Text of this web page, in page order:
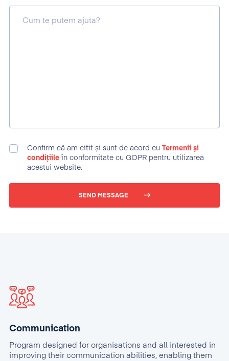
Cum te putem ajuta?
Confirm că am citit și sunt de acord cu Termenii și
condițiile în conformitate cu GDPR pentru utilizarea
acestui website.
SEND MESSAGE
Communication
Program designed for organisations and all interested in
improving their communication abilities, enabling them